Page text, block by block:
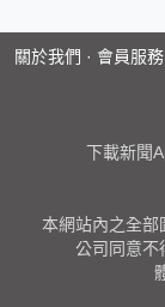
關於我們 · 會員服務
下載新聞
本網站內之全部
公司同意不